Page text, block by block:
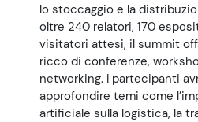
lo stoccaggio e la
oltre 240 relatori, 170
visitatori attesi, il summit
ricco di conferenze,
networking. I partecipanti
approfondire temi come
artificiale sulla logistica, la